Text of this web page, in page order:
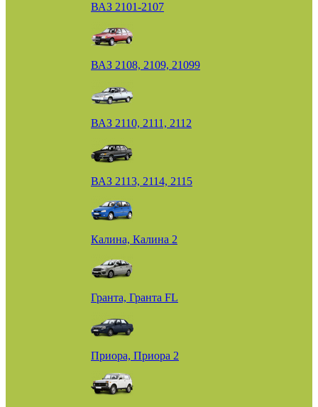
ВАЗ 2101-2107
ВАЗ 2108, 2109, 21099
ВАЗ 2110, 2111, 2112
ВАЗ 2113, 2114, 2115
Калина, Калина 2
Гранта, Гранта FL
Приора, Приора 2